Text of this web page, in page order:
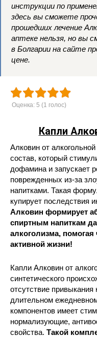
инструкции по
здесь вы сможете
прошедших лечение
аптеке нельзя, но вы
в Болгарии на сайте
цене.
Оценка: 5 (1 голос)
Капли
Алковин от
состав, который
дофамина и запускает
поврежденных из-за
напитками. Такая
купирует последствия
Алковин формирует
спиртным напиткам
алкоголизма,
активной жизни!
Капли Алковин от
синтетического
отсутствие
длительном
компонентов имеет
нормализующие,
свойства. Такой